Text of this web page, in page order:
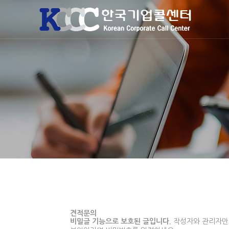
견적문의
비밀글 기능으로 보호된 글입니다.
작성자와 관리자